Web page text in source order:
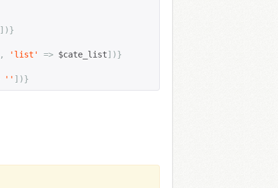
])}
, 'list' => $cate_list])}
'' ])}